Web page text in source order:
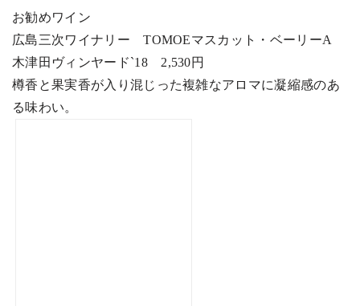
お勧めワイン
広島三次ワイナリーTOMOEマスカット・ベーリーA
木津田ヴィンヤード`18 2,530円
樽香と果実香が入り混じった複雑なアロマに凝縮感のあ
る味わい。